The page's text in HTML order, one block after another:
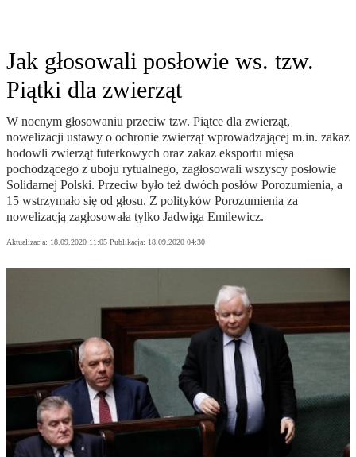
Jak głosowali posłowie ws. tzw.
Piątki dla zwierząt
W nocnym głosowaniu przeciw tzw. Piątce dla zwierząt,
nowelizacji ustawy o ochronie zwierząt wprowadzającej m.in. zakaz
hodowli zwierząt futerkowych oraz zakaz eksportu mięsa
pochodzącego z uboju rytualnego, zagłosowali wszyscy posłowie
Solidarnej Polski. Przeciw było też dwóch posłów Porozumienia, a
15 wstrzymało się od głosu. Z polityków Porozumienia za
nowelizacją zagłosowała tylko Jadwiga Emilewicz.
Aktualizacja: 18.09.2020 11:05 Publikacja: 18.09.2020 04:30